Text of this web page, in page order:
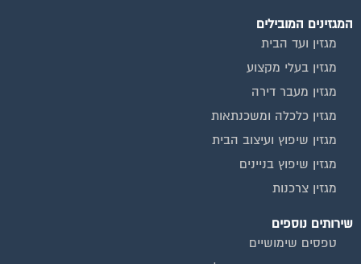
המגזינים המובילים
מגזין ועד הבית
מגזין בעלי מקצוע
מגזין מעבר דירה
מגזין כלכלה ומשכנתאות
מגזין שיפוץ ועיצוב הבית
מגזין שיפוץ בניינים
מגזין צרכנות
שירותים נוספים
טפסים שימושיים